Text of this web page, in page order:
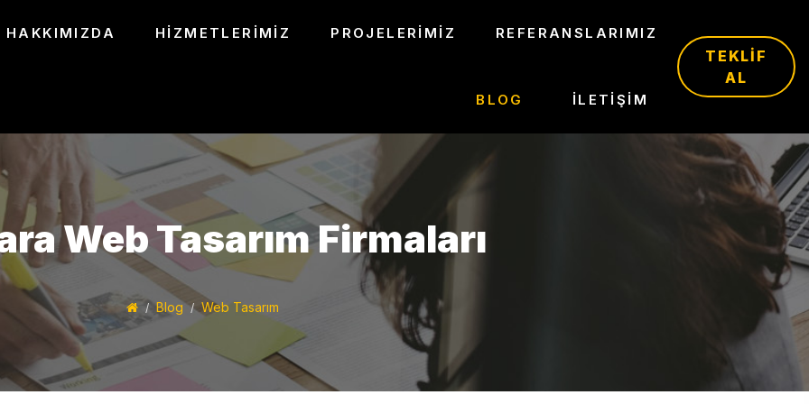
HAKKIMIZDA HIZMETLERIMIZ PROJELERIMIZ REFERANSLARIMIZ
BLOG İLETIŞIM
TEKLIF
AL
Web Tasarım Firmaları
Blog Web Tasarım